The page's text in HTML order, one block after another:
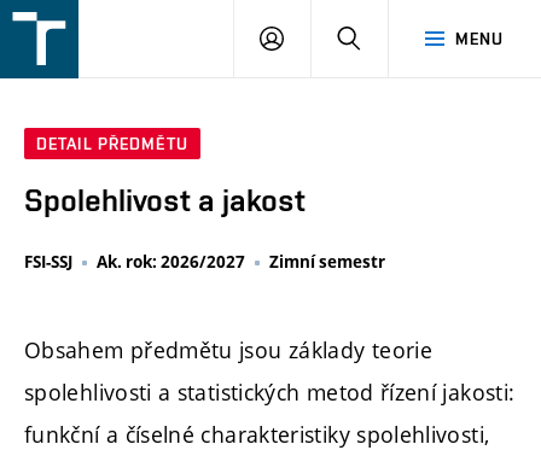
v
MENU
PŘIHLÁŠENÍ
DETAIL PŘEDMĚTU
Spolehlivost a jakost
FSI-SSJ Ak. rok: 2026/2027 Zimní semestr
Obsahem předmětu jsou základy teorie
spolehlivosti a statistických metod řízení jakosti:
funkční a číselné charakteristiky spolehlivosti,